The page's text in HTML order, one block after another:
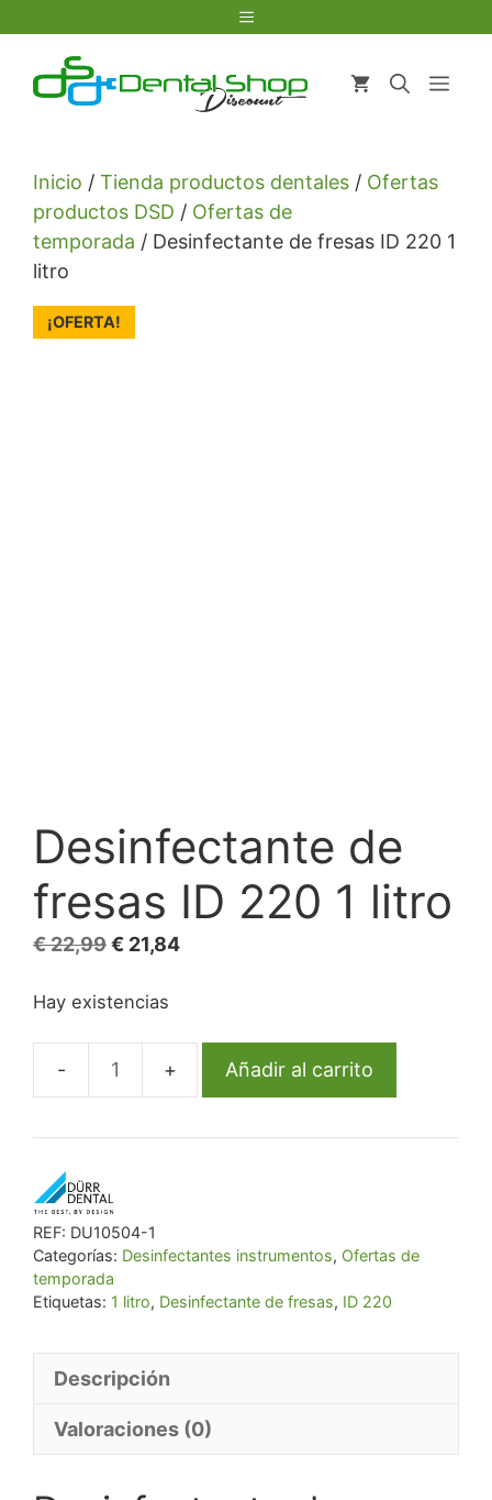
contenido
Menú
Inicio / Tienda productos dentales / Ofertas
productos DSD / Ofertas de
temporada / Desinfectante de fresas ID 220 1
litro
¡OFERTA!
Desinfectante de
fresas ID 220 1 litro
€22,99El
original
€ 22,99.
€ 21,84El
€ 21,84.
Hay existencias
Desinfectante
fresas
litro
cantidad
Añadir al carrito
REF: DU10504-1
Categorías: Desinfectantes instrumentos, Ofertas de
temporada
Etiquetas: 1 litro, Desinfectante de fresas, ID 220
Descripción
Valoraciones (0)